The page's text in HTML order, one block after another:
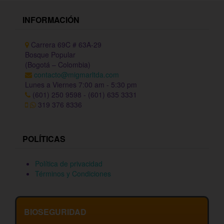
INFORMACIÓN
Carrera 69C # 63A-29
Bosque Popular
(Bogotá – Colombia)
contacto@migmarltda.com
Lunes a Viernes 7:00 am - 5:30 pm
(601) 250 9598 - (601) 635 3331
319 376 8336
POLÍTICAS
Política de privacidad
Términos y Condiciones
BIOSEGURIDAD